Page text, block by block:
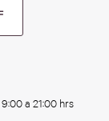
a 21:00 hrs